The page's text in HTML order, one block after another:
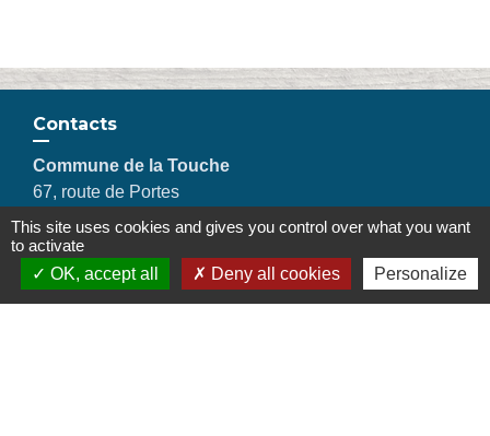
Contacts
Commune de la Touche
67, route de Portes
26160 La Touche - FRANCE
+33 4 75 53 90 10
Contact par formulaire
This site uses cookies and gives you control over what you want
to activate
OK, accept all
Deny all cookies Personalize